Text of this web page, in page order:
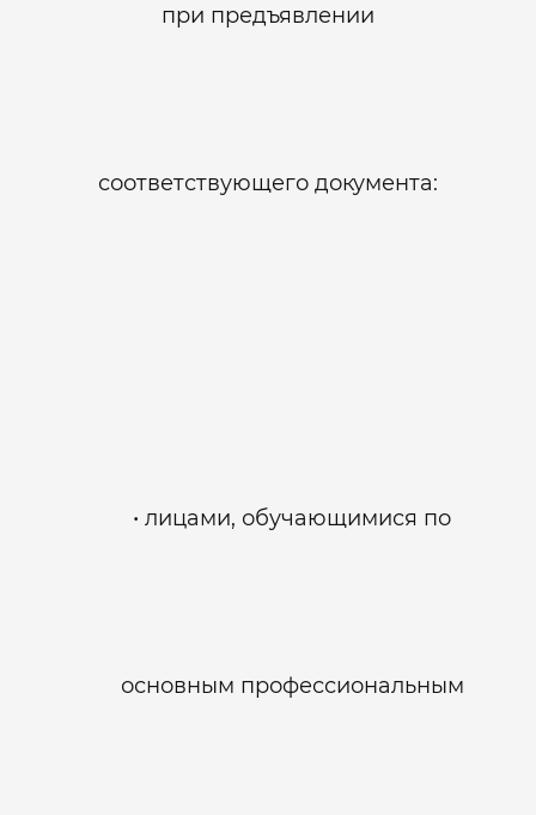
при предъявлении
соответствующего документа:
лицами, обучающимися по
основным профессиональным